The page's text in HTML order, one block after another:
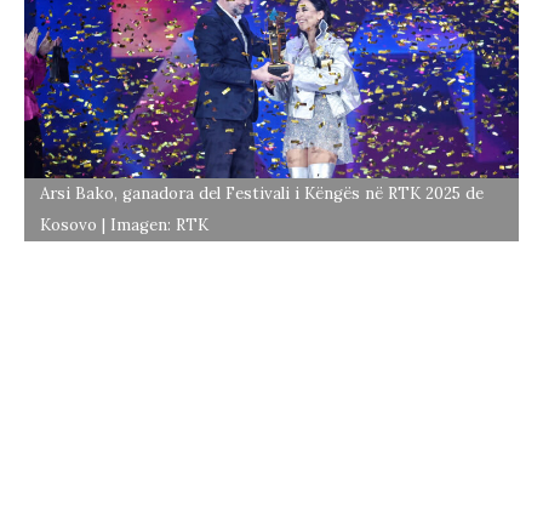
Arsi Bako, ganadora del Festivali i Këngës në RTK 2025 de
Kosovo | Imagen: RTK